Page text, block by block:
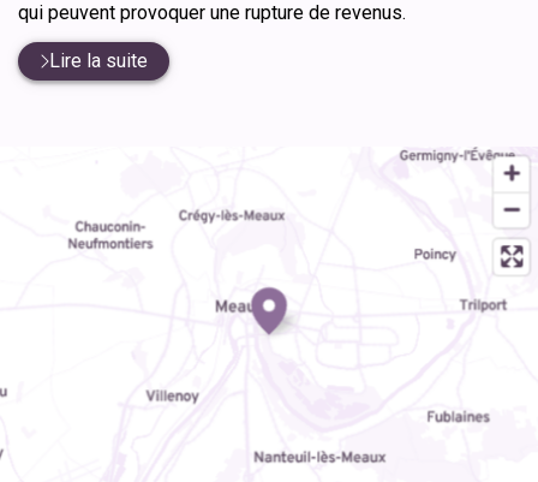
qui peuvent provoquer une rupture de revenus.
Lire la suite